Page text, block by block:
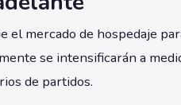
el mercado de hospedaje
se intensificarán a
de partidos.